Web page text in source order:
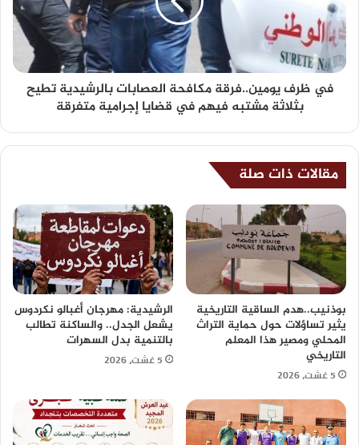
في ظرف يومين..فرقة مكافحة العصابات بالرشيدية تطيح
بثلاثة مشتبه فيهم في قضايا إجرامية متفرقة
مقالات ذات صلة
بوذنيب..هدم الساقية التاريخية
يثير تساؤلات حول حماية التراث
المحلي ومصير هذا المعلم
التاريخي
5 غشت، 2026
الرشيدية: مهرجان أغبالو نكردوس
يشعل الجدل.. والساكنة تطالب
بالتنمية بدل السهرات
5 غشت، 2026